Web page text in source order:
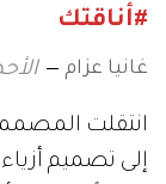
#أناقتك
غانيا عزام الأحد 11 أغسطس
انتقلت
إلى تصميم